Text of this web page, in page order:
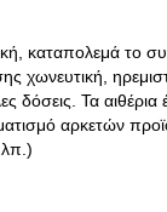
καταπολεμά το
χωνευτική,
δόσεις. Τα αιθέρια
αρκετών